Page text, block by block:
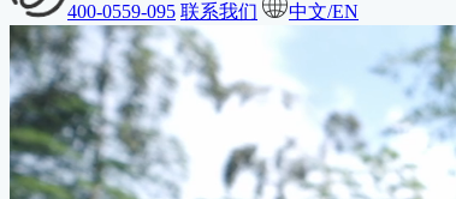
400-0559-095 联系我们 中文/EN
绝影Lite3
教育科研